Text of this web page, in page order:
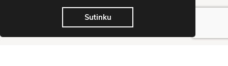
Sutinku